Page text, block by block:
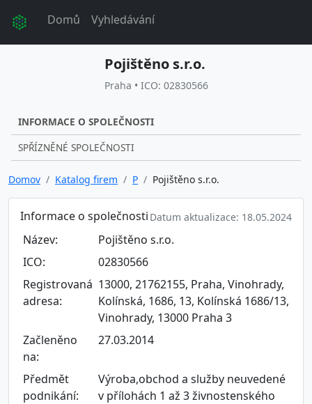
Domů Vyhledávání
Pojištěno s.r.o.
Praha • ICO: 02830566
INFORMACE O SPOLEČNOSTI
SPŘÍZNĚNÉ SPOLEČNOSTI
Domov Katalog firem P Pojištěno s.r.o.
Informace o společnosti Datum aktualizace: 18.05.2024
Název:
Pojištěno s.r.o.
ICO:
02830566
Registrovaná
adresa:
13000, 21762155, Praha, Vinohrady,
Kolínská, 1686, 13, Kolínská 1686/13,
Vinohrady, 13000 Praha 3
Začleněno
na:
27.03.2014
Předmět
podnikání:
Výroba,obchod a služby neuvedené
v přílohách 1 až 3 živnostenského